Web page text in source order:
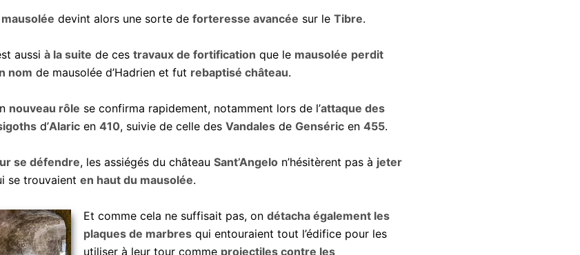
mausolée devint alors une sorte de forteresse avancée sur le Tibre.
aussi à la suite de ces travaux de fortification que le mausolée perdit
nom de mausolée d’Hadrien et fut rebaptisé château.
nouveau rôle se confirma rapidement, notamment lors de l’attaque des
d’Alaricen 410, suivie de celle des Vandalesde Genséricen 455.
se défendre, les assiégés du château Sant’Angelon’hésitèrent pas à jeter
se trouvaient en haut du mausolée.
Et comme cela ne suffisait pas, ondétacha également les
plaques de marbres qui entouraient tout l’édifice pour les
utiliser à leur tour comme projectiles contre les